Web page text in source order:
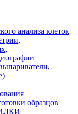
анализа клеток
образцов